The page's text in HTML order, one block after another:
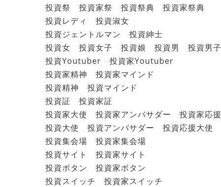
投資祭 投資家祭 投資祭典 投資家祭典
投資レディ 投資淑女
投資ジェントルマン 投資紳士
投資女 投資女子 投資娘 投資男 投資男子
投資Youtuber 投資家Youtuber
投資家精神 投資家マインド
投資精神 投資マインド
投資証 投資家証
投資家大使 投資家アンバサダー 投資家応
投資大使 投資アンバサダー 投資応援大使
投資集会場 投資家集会場
投資サイト 投資家サイト
投資ボタン 投資家ボタン
投資スイッチ 投資家スイッチ